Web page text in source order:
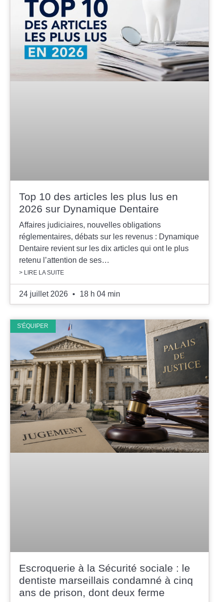
Top 10 des articles les plus lus en
2026 sur Dynamique Dentaire
Affaires judiciaires, nouvelles obligations
réglementaires, débats sur les revenus : Dynamique
Dentaire revient sur les dix articles qui ont le plus
retenu l’attention de ses…
> LIRE LA SUITE
24 juillet 2026 18 h 04 min
S'ÉQUIPER
Escroquerie à la Sécurité sociale : le
dentiste marseillais condamné à cinq
ans de prison, dont deux ferme